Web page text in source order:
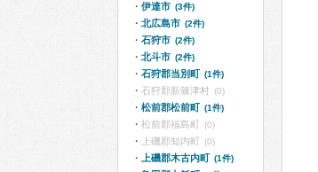
伊達市 (3件)
北広島市 (2件)
石狩市 (2件)
北斗市 (2件)
石狩郡当別町 (1件)
石狩郡新篠津村 (0)
松前郡松前町 (1件)
松前郡福島町 (0)
上磯郡知内町 (0)
上磯郡木古内町 (1件)